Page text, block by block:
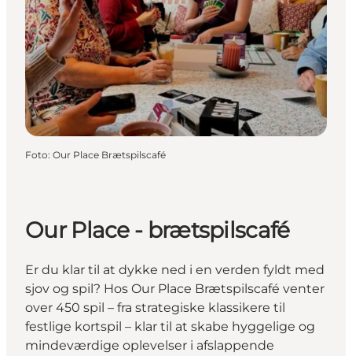
Foto: Our Place Brætspilscafé
Our Place - brætspilscafé
Er du klar til at dykke ned i en verden fyldt med
sjov og spil? Hos Our Place Brætspilscafé venter
over 450 spil – fra strategiske klassikere til
festlige kortspil – klar til at skabe hyggelige og
mindeværdige oplevelser i afslappende